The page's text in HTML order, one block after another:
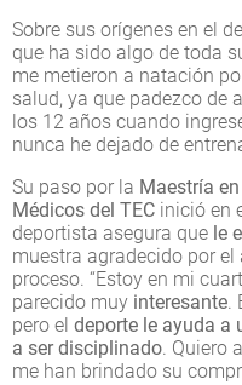
Sobre sus orígenes en el
que ha sido algo de toda
me metieron a natación
salud, ya que padezco de
los 12 años cuando
nunca he dejado de
Su paso por la Maestría
Médicos del TEC inició en
deportista asegura que le
muestra agradecido por el
proceso. “Estoy en mi
parecido muy interesante.
pero el deporte le ayuda a
a ser disciplinado. Quiero
me han brindado su